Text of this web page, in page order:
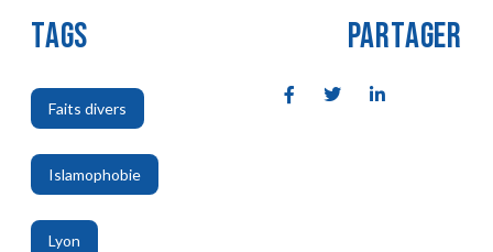
TAGS
Faits divers
,
Islamophobie
,
Lyon
PARTAGER